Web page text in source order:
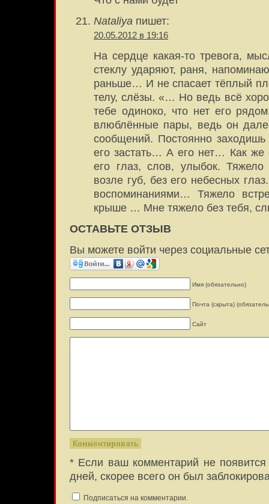
Nataliya пишет:
20.05.2012 в 19:16
На сердце какая-то тревога,
стеклу ударяют, раня,
раньше… И не спасает тёплый
телу, слёзы. «… Но ведь всё
тебе одиноко, что нет его
влюблённые пары, ведь он
сообщений. Постоянно
его застать… А его нет… Как же
его глаз, слов, улыбок.
возле губ, без его небесных
воспоминаниями… Тяжело
крыше … Мне тяжело без тебя,
ОСТАВЬТЕ ОТЗЫВ
Вы можете войти через социальные
Имя (обязательно)
Почта (скрыта)
Сайт
* Если ваш комментарий не появится
дней, скорее всего он был
Подписаться на комментарии.